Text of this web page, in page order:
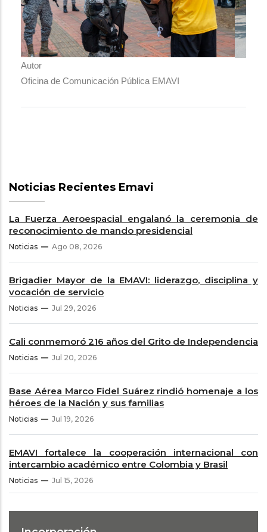
Autor
Oficina de Comunicación Pública EMAVI
Noticias Recientes Emavi
La Fuerza Aeroespacial engalanó la ceremonia de
reconocimiento de mando presidencial
Noticias Ago 08, 2026
Brigadier Mayor de la EMAVI: liderazgo, disciplina y
vocación de servicio
Noticias Jul 29, 2026
Cali conmemoró 216 años del Grito de Independencia
Noticias Jul 20, 2026
Base Aérea Marco Fidel Suárez rindió homenaje a los
héroes de la Nación y sus familias
Noticias Jul 19, 2026
EMAVI fortalece la cooperación internacional con
intercambio académico entre Colombia y Brasil
Noticias Jul 15, 2026